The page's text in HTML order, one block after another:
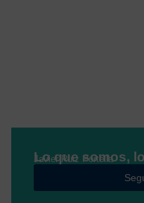
Lo que somos,
Javier Ruiz Portella